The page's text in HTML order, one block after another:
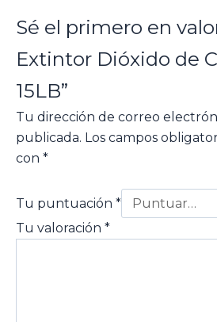
Sé el primero en
Extintor Dióxido de
15LB”
Tu dirección de correo
publicada. Los campos
con *
Tu puntuación *
Tu valoración *